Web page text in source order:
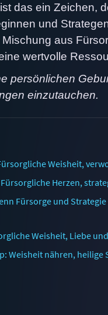
das ein Zeichen,
und
aus
wertvolle
persönlichen
einzutauchen.
Weisheit,
Herzen,
Fürsorge und
Weisheit, Liebe
Weisheit nähren, heilige